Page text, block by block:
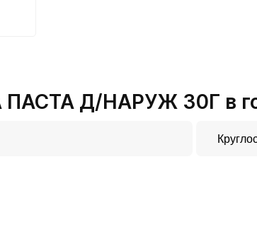
Д/НАРУЖ 30Г в